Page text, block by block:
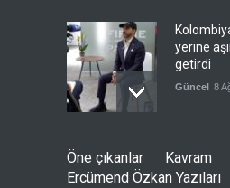
yerine
getirdi
Güncel 8
İslam
Mekke
Öne çıkanlar Kavram
Ercümend Özkan Yazıları